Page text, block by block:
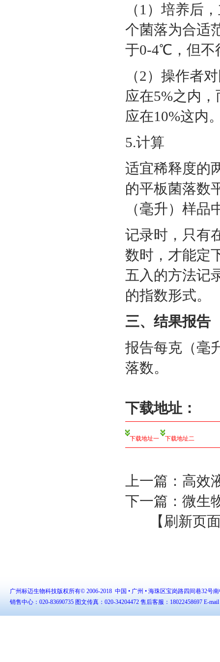
（1）培养后
个菌落为合适
于0-4℃，但不
（2）操作者
应在5%之内
应在10%这内
5.计算
适宜稀释度的
的平板菌落数
（毫升）样品
记录时，只有
数时，才能定
五入的方法记
的指数形式。
三、结果报告
报告每克（毫
落数。
下载地址：
下载地址一 下载地址二
上一篇： 高效
下一篇： 微生
【刷新页
广州标迈生物科技版权所有© 2006-2018 中国 • 广州 • 海珠区宝岗路四间巷32号
销售中心：020-83690735 图文传真：020-34204472 售后客服：18022458697 E-mail